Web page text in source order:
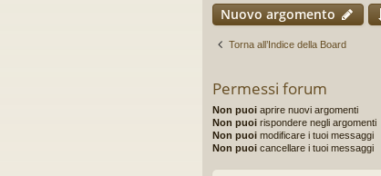
Nuovo argomento
Torna all’Indice della Board
Permessi forum
Non puoi aprire nuovi argomenti
Non puoi rispondere negli argomenti
Non puoi modificare i tuoi messaggi
Non puoi cancellare i tuoi messaggi